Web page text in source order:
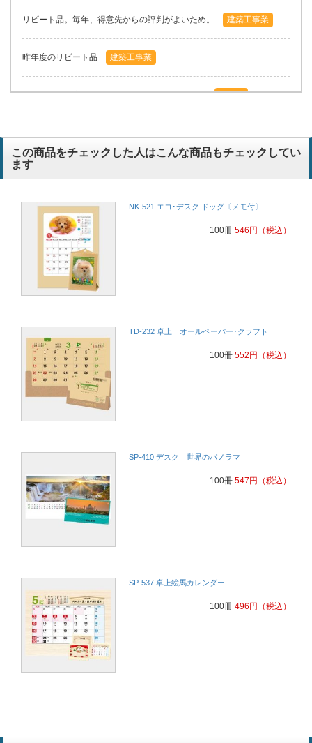
リピート品。毎年、得意先からの評判がよいため。 建築工事業
昨年度のリピート品 建築工事業
昨年も頼み、商品が得意先に好評であったため。 建設業
お任せレイアウトでも仕上がりの確認ができること。クレジットカー
ド決済に対応していること。少数ロットで必要な分だけ注文できるこ
不動産業
この商品をチェックした人はこんな商品もチェックしてい
ます
NK-521 エコ･デスク ドッグ〔メモ付〕
100冊 546円 （税込）
TD-232 卓上 オールペーパー･クラフト
100冊 552 円 （税込）
SP-410 デスク 世界のパノラマ
100冊 547 円 （税込）
SP-537 卓上絵馬カレンダー
100冊 496 円 （税込）